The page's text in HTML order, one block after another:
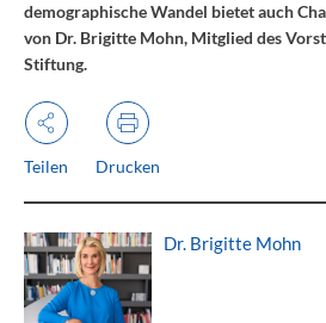
demographische Wandel bietet auch
von Dr. Brigitte Mohn, Mitglied des
Stiftung.
Teilen Drucken
Dr. Brigitte Mohn